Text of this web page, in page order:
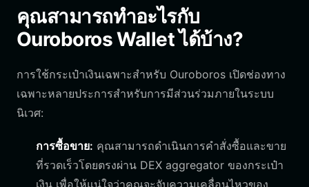
คุณสามารถทำอะไรกับ
Ouroboros Wallet ได้บ้าง?
การใช้กระเป๋าเงินเฉพาะสำหรับ Ouroboros เปิดช่องทาง
เฉพาะหลายประการสำหรับการมีส่วนร่วมภายในระบบ
นิเวศ:
การซื้อขาย: คุณสามารถดำเนินการคำสั่งซื้อและขาย
ที่รวดเร็วโดยตรงผ่าน DEX aggregator ของกระเป๋า
เงิน เพื่อให้แน่ใจว่าคุณจะจับความเคลื่อนไหวของ